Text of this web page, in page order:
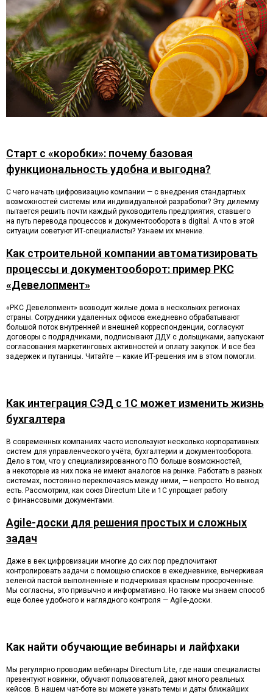
Старт с «коробки»: почему базовая
функциональность удобна и выгодна?
С чего начать цифровизацию компании — с внедрения стандартных
возможностей системы или индивидуальной разработки? Эту дилемму
пытается решить почти каждый руководитель предприятия, ставшего
на путь перевода процессов и документооборота в digital. А что в этой
ситуации советуют ИТ-специалисты? Узнаем их мнение.
Как строительной компании автоматизировать
процессы и документооборот: пример РКС
«Девелопмент»
«РКС Девелопмент» возводит жилые дома в нескольких регионах
страны. Сотрудники удаленных офисов ежедневно обрабатывают
большой поток внутренней и внешней корреспонденции, согласуют
договоры с подрядчиками, подписывают ДДУ с дольщиками, запускают
согласования маркетинговых активностей и оплату закупок. И все без
задержек и путаницы. Читайте — какие ИТ-решения им в этом помогли.
Как интеграция СЭД с 1С может изменить жизнь
бухгалтера
В современных компаниях часто используют несколько корпоративных
систем для управленческого учёта, бухгалтерии и документооборота.
Дело в том, что у специализированного ПО больше возможностей,
а некоторые из них пока не имеют аналогов на рынке. Работать в разных
системах, постоянно переключаясь между ними, — непросто. Но выход
есть. Рассмотрим, как союз Directum Lite и 1С упрощает работу
с финансовыми документами.
Agile-доски для решения простых и сложных
задач
Даже в век цифровизации многие до сих пор предпочитают
контролировать задачи с помощью списков в ежедневнике, вычеркивая
зеленой пастой выполненные и подчеркивая красным просроченные.
Мы согласны, это привычно и информативно. Но также мы знаем способ
еще более удобного и наглядного контроля — Agile-доски.
Как найти обучающие вебинары и лайфхаки
Мы регулярно проводим вебинары Directum Lite, где наши специалисты
презентуют новинки, обучают пользователей, дают много реальных
кейсов. В нашем чат-боте вы можете узнать темы и даты ближайших